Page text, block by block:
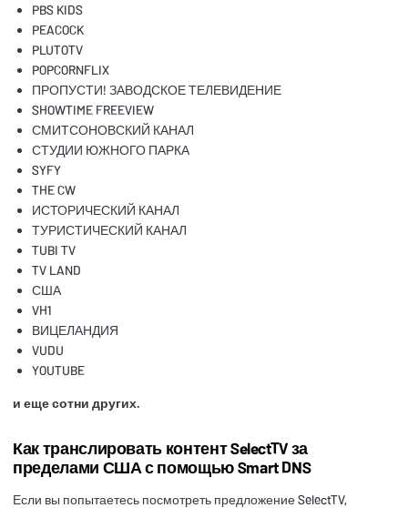
PBS KIDS
PEACOCK
PLUTOTV
POPCORNFLIX
ПРОПУСТИ! ЗАВОДСКОЕ ТЕЛЕВИДЕНИЕ
SHOWTIME FREEVIEW
СМИТСОНОВСКИЙ КАНАЛ
СТУДИИ ЮЖНОГО ПАРКА
SYFY
THE CW
ИСТОРИЧЕСКИЙ КАНАЛ
ТУРИСТИЧЕСКИЙ КАНАЛ
TUBI TV
TV LAND
США
VH1
ВИЦЕЛАНДИЯ
VUDU
YOUTUBE
и еще сотни других.
Как транслировать контент SelectTV за
пределами США с помощью Smart DNS
Если вы попытаетесь посмотреть предложение SelectTV,